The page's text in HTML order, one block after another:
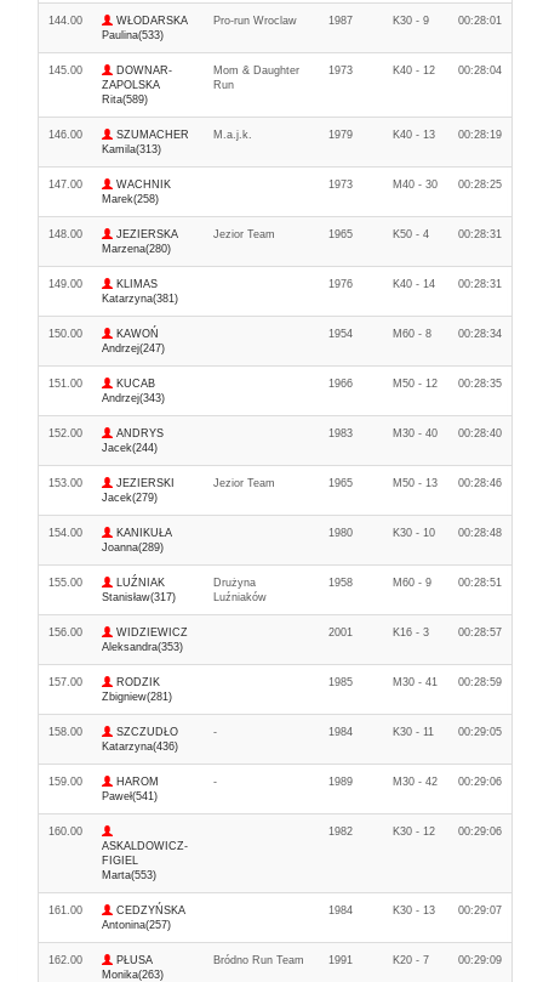
144.00
WŁODARSKA
Paulina(533)
Pro-run Wroclaw 1987 K30 - 9 00:28:01
145.00
DOWNAR-
ZAPOLSKA
Rita(589)
Mom & Daughter
Run
1973 K40 - 12 00:28:04
146.00
SZUMACHER
Kamila(313)
M.a.j.k. 1979 K40 - 13 00:28:19
147.00
WACHNIK
Marek(258)
1973 M40 - 30 00:28:25
148.00
JEZIERSKA
Marzena(280)
Jezior Team 1965 K50 - 4 00:28:31
149.00
KLIMAS
Katarzyna(381)
1976 K40 - 14 00:28:31
150.00
KAWOŃ
Andrzej(247)
1954 M60 - 8 00:28:34
151.00
KUCAB
Andrzej(343)
1966 M50 - 12 00:28:35
152.00
ANDRYS
Jacek(244)
1983 M30 - 40 00:28:40
153.00
JEZIERSKI
Jacek(279)
Jezior Team 1965 M50 - 13 00:28:46
154.00
KANIKUŁA
Joanna(289)
1980 K30 - 10 00:28:48
155.00
LUŹNIAK
Stanisław(317)
Drużyna
Luźniaków
1958 M60 - 9 00:28:51
156.00
WIDZIEWICZ
Aleksandra(353)
2001 K16 - 3 00:28:57
157.00
RODZIK
Zbigniew(281)
1985 M30 - 41 00:28:59
158.00
SZCZUDŁO
Katarzyna(436)
- 1984 K30 - 11 00:29:05
159.00
HAROM
Paweł(541)
- 1989 M30 - 42 00:29:06
160.00
ASKALDOWICZ-
FIGIEL
Marta(553)
1982 K30 - 12 00:29:06
161.00
CEDZYŃSKA
Antonina(257)
1984 K30 - 13 00:29:07
162.00
PŁUSA
Monika(263)
Bródno Run Team 1991 K20 - 7 00:29:09